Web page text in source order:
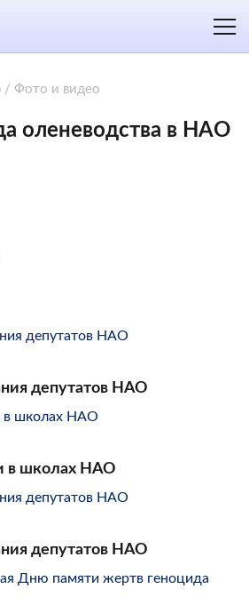
/ Фото и видео
оленеводства в НАО
депутатов НАО
в школах НАО
депутатов НАО